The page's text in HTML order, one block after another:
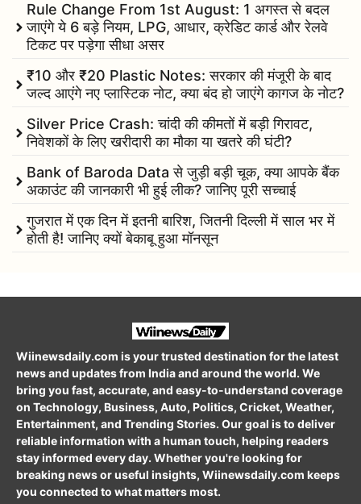
Rule Change From 1st August: 1 अगस्त से बदल
जाएंगे ये 6 बड़े नियम, LPG, आधार, क्रेडिट कार्ड और रेलवे
टिकट पर पड़ेगा सीधा असर
₹10 और ₹20 Plastic Notes: सरकार की मंजूरी के बाद
जल्द आएंगे नए प्लास्टिक नोट, क्या बंद हो जाएंगे कागज के नोट?
Silver Price Crash: चांदी की कीमतों में बड़ी गिरावट,
निवेशकों के लिए खरीदारी का मौका या खतरे की घंटी?
Bank of Baroda Data से जुड़ी बड़ी चूक, क्या आपके बैंक
अकाउंट की जानकारी भी हुई लीक? जानिए पूरी सच्चाई
गुजरात में एक दिन में इतनी बारिश, जितनी दिल्ली में साल भर में
होती है! जानिए क्यों बेकाबू हुआ मॉनसून
Wiinewsdaily.com is your trusted destination for the latest
news and updates from India and around the world. We
bring you fast, accurate, and easy-to-understand coverage
on Technology, Business, Auto, Politics, Cricket, Weather,
Entertainment, and Trending Stories. Our goal is to deliver
reliable information with a human touch, helping readers
stay informed every day. Whether you're looking for
breaking news or useful insights, Wiinewsdaily.com keeps
you connected to what matters most.